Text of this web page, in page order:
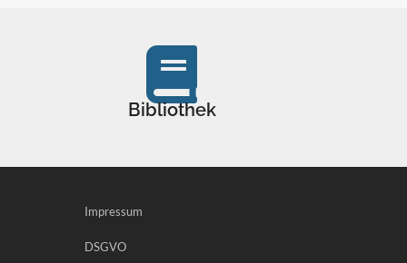
Bibliothek
Impressum
DSGVO